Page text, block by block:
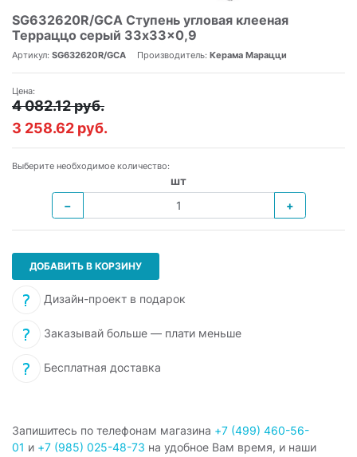
SG632620R/GCA Ступень угловая клееная
Терраццо серый 33x33x0,9
Артикул: SG632620R/GCA Производитель: Керама Марацци
Цена:
4 082.12 руб.
3 258.62 руб.
Выберите необходимое количество:
шт
−
+
ДОБАВИТЬ В КОРЗИНУ
Дизайн-проект в подарок
Заказывай больше — плати меньше
Бесплатная доставка
Запишитесь по телефонам магазина +7 (499) 460-56-
01 и +7 (985) 025-48-73 на удобное Вам время, и наши